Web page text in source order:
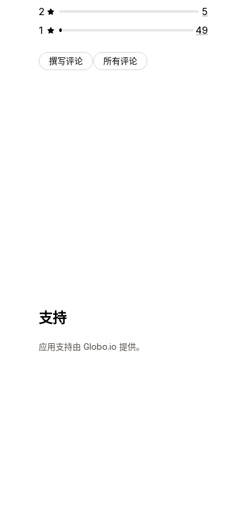
2
5
1
49
撰写评论 所有评论
支持
应用支持由 Globo.io 提供。